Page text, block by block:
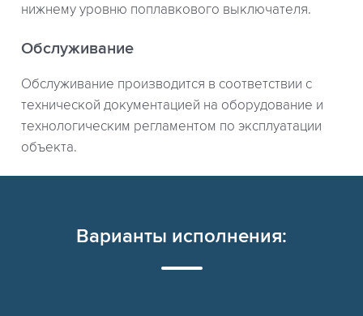
нижнему уровню поплавкового выключателя.
Обслуживание
Обслуживание производится в соответствии с
технической документацией на оборудование и
технологическим регламентом по эксплуатации
объекта.
Варианты исполнения: